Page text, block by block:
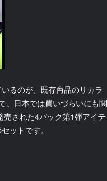
るのが、既存商品のリカラ
、日本では買いづらいにも関
された4パック第1弾アイテ
ットです。